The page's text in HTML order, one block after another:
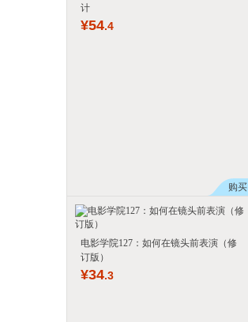
计
¥54.4
购买
电影学院127：如何在镜头前表演（修
订版）
¥34.3